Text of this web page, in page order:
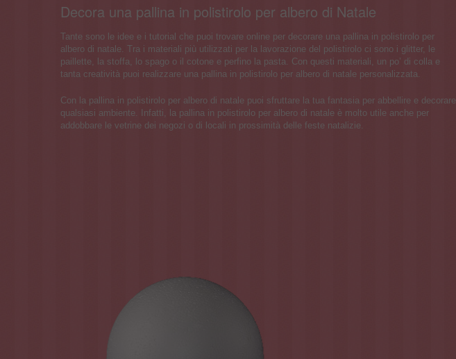
Decora una pallina in polistirolo per albero di Natale
Tante sono le idee e i tutorial che puoi trovare online per decorare una pallina in polistirolo per
albero di natale. Tra i materiali più utilizzati per la lavorazione del polistirolo ci sono i glitter, le
paillette, la stoffa, lo spago o il cotone e perfino la pasta. Con questi materiali, un po’ di colla e
tanta creatività puoi realizzare una pallina in polistirolo per albero di natale personalizzata.
Con la pallina in polistirolo per albero di natale puoi sfruttare la tua fantasia per abbellire e decorare
qualsiasi ambiente. Infatti, la pallina in polistirolo per albero di natale è molto utile anche per
addobbare le vetrine dei negozi o di locali in prossimità delle feste natalizie.